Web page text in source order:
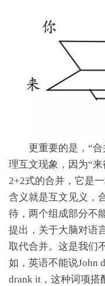
更重要的是，“合
理互文现象，因为“
2+2式的合并，它是
含义就是互文见义，
待，两个组成部分不
提出，关于大脑对语
取代合并。这是我们
如，英语不能说John
drank it，这种词项搭